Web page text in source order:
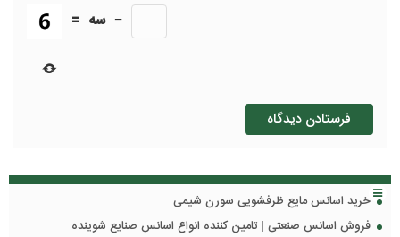
− سه =
خرید اسانس مایع ظرفشویی سورن شیمی
فروش اسانس صنعتی | تامین کننده انواع اسانس صنایع شوینده